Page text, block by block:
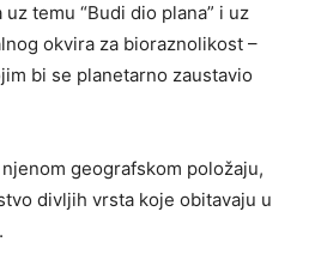
temu “Budi dio plana” i uz
okvira za bioraznolikost –
bi se planetarno zaustavio
geografskom položaju,
divljih vrsta koje obitavaju u